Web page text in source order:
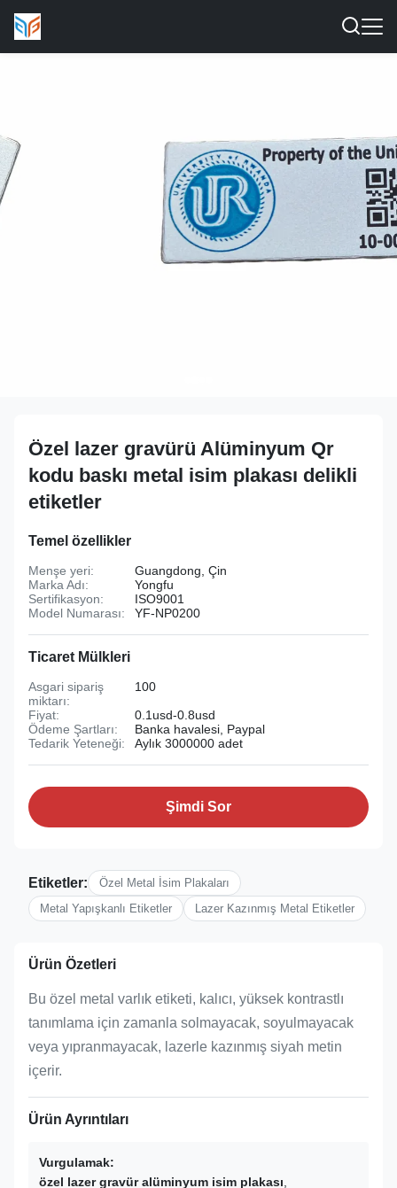
Özel lazer gravürü Alüminyum Qr
kodu baskı metal isim plakası delikli
etiketler
Temel özellikler
Menşe yeri:
Guangdong, Çin
Marka Adı:
Yongfu
Sertifikasyon:
ISO9001
Model Numarası:
YF-NP0200
Ticaret Mülkleri
Asgari sipariş
miktarı:
100
Fiyat:
0.1usd-0.8usd
Ödeme Şartları:
Banka havalesi, Paypal
Tedarik Yeteneği:
Aylık 3000000 adet
Şimdi Sor
Etiketler:
Özel Metal İsim Plakaları
Metal Yapışkanlı Etiketler
Lazer Kazınmış Metal Etiketler
Ürün Özetleri
Bu özel metal varlık etiketi, kalıcı, yüksek kontrastlı
tanımlama için zamanla solmayacak, soyulmayacak
veya yıpranmayacak, lazerle kazınmış siyah metin
içerir.
Ürün Ayrıntıları
Vurgulamak:
özel lazer gravür alüminyum isim plakası